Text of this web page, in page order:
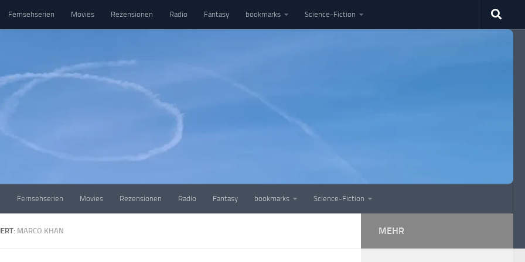
Fernsehserien Movies Rezensionen Radio Fantasy bookmarks Science-Fiction
Fernsehserien Movies Rezensionen Radio Fantasy bookmarks Science-Fiction
MARCO KHAN MEHR